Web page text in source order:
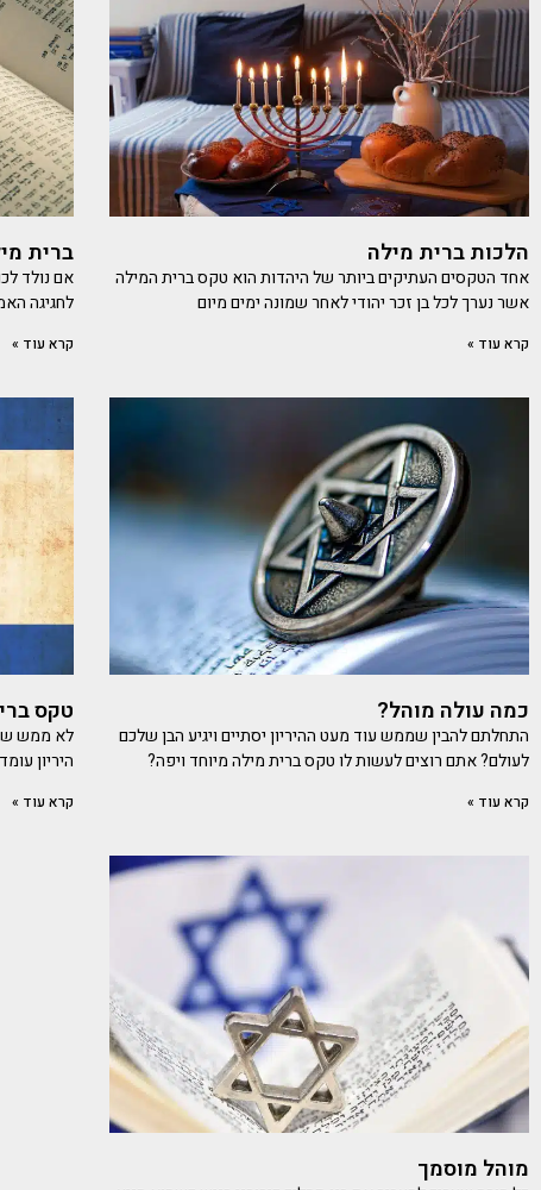
הלכות ברית מילה
אחד הטקסים העתיקים ביותר של היהדות הוא טקס ברית המילה
אשר נערך לכל בן זכר יהודי לאחר שמונה ימים מיום
קרא עוד »
ברית
אם נולד
לחגיגה
קרא עוד »
כמה עולה מוהל?
התחלתם להבין שממש עוד מעט ההיריון יסתיים ויגיע הבן שלכם
לעולם? אתם רוצים לעשות לו טקס ברית מילה מיוחד ויפה?
קרא עוד »
טקס
היריון
קרא עוד »
מוהל מוסמך